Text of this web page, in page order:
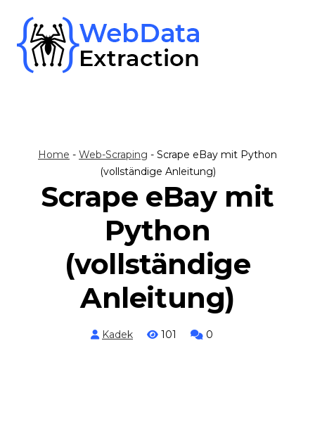
content
Home - Web-Scraping - Scrape eBay mit Python
(vollständige Anleitung)
Scrape eBay mit
Python
(vollständige
Anleitung)
Kadek 101 0